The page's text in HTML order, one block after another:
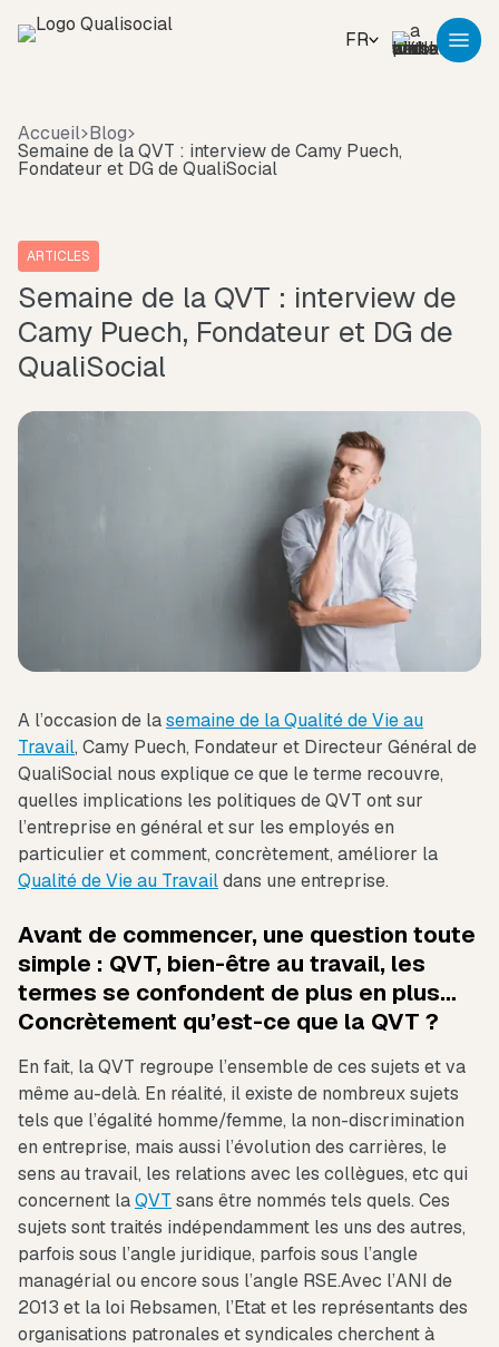
FR
Accueil Blog
Semaine de la QVT : interview de Camy Puech,
Fondateur et DG de QualiSocial
ARTICLES
Semaine de la QVT : interview de
Camy Puech, Fondateur et DG de
QualiSocial
A l’occasion de lasemaine de la Qualité de Vie au
Travail, Camy Puech, Fondateur et Directeur Général de
QualiSocial nous explique ce que le terme recouvre,
quelles implications les politiques de QVT ont sur
l’entreprise en général et sur les employés en
particulier et comment, concrètement, améliorer la
Qualité de Vie au Travaildans une entreprise.
Avant de commencer, une question toute
simple : QVT, bien-être au travail, les
termes se confondent de plus en plus…
Concrètement qu’est-ce que la QVT ?
En fait, la QVT regroupe l’ensemble de ces sujets et va
même au-delà. En réalité, il existe de nombreux sujets
tels que l’égalité homme/femme, la non-discrimination
en entreprise, mais aussi l’évolution des carrières, le
sens au travail, les relations avec les collègues, etc qui
concernent laQVT sans être nommés tels quels. Ces
sujets sont traités indépendamment les uns des autres,
parfois sous l’angle juridique, parfois sous l’angle
managérial ou encore sous l’angle RSE.Avec l’ANI de
2013 et la loi Rebsamen, l’Etat et les représentants des
organisations patronales et syndicales cherchent à